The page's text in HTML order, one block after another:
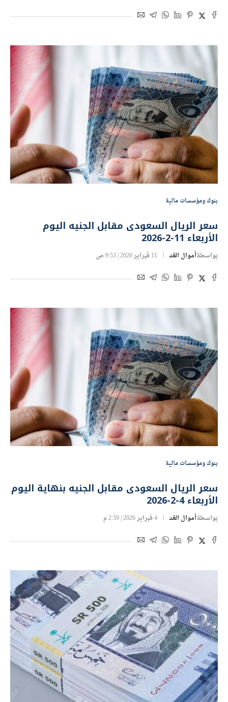
بنوك ومؤسسات مالية
سعر الريال السعودى مقابل الجنيه اليوم
الأربعاء 11-2-2026
بواسطةأموال الغد 11 فبراير 2026 | 9:53 ص
بنوك ومؤسسات مالية
سعر الريال السعودى مقابل الجنيه بنهاية اليوم
الأربعاء 4-2-2026
بواسطةأموال الغد 4 فبراير 2026 | 2:59 م